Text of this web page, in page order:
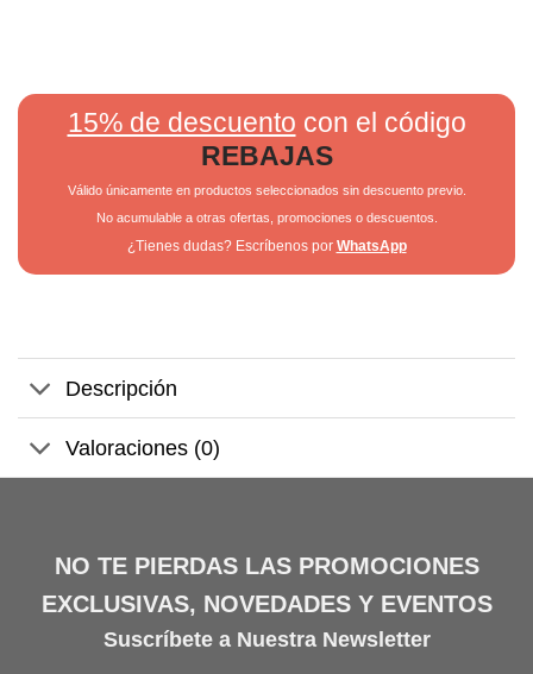
15% de descuento con el código
REBAJAS
Válido únicamente en productos seleccionados sin descuento previo.
No acumulable a otras ofertas, promociones o descuentos.
¿Tienes dudas? Escríbenos por WhatsApp
Descripción
Valoraciones (0)
NO TE PIERDAS LAS PROMOCIONES
EXCLUSIVAS, NOVEDADES Y EVENTOS
Suscríbete a Nuestra Newsletter